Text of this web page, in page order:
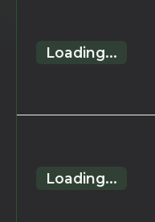
Loading...
Loading...